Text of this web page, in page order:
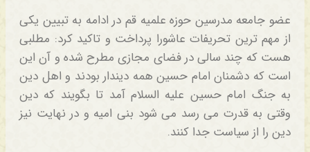
عضو جامعه مدرسین حوزه علمیه قم در ادامه به تبیین یکی
از مهم ترین تحریفات عاشورا پرداخت و تاکید کرد: مطلبی
هست که چند سالی در فضای مجازی مطرح شده و آن این
است که دشمنان امام حسین همه دیندار بودند و اهل دین
به جنگ امام حسین علیه السلام آمد تا بگویند که دین
وقتی به قدرت می رسد می شود بنی امیه و در نهایت نیز
دین را از سیاست جدا کنند.